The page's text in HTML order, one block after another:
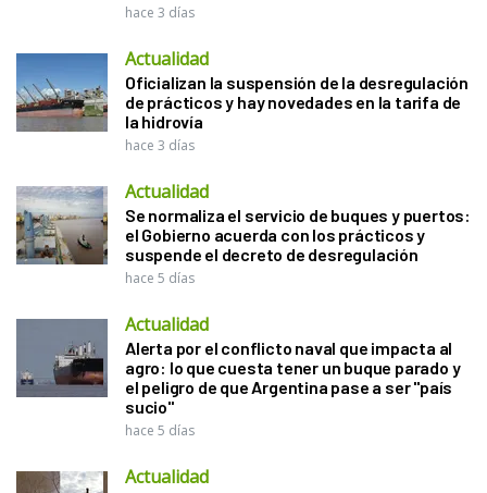
hace 3 días
Actualidad
Oficializan la suspensión de la desregulación
de prácticos y hay novedades en la tarifa de
la hidrovía
hace 3 días
Actualidad
Se normaliza el servicio de buques y puertos:
el Gobierno acuerda con los prácticos y
suspende el decreto de desregulación
hace 5 días
Actualidad
Alerta por el conflicto naval que impacta al
agro: lo que cuesta tener un buque parado y
el peligro de que Argentina pase a ser "país
sucio"
hace 5 días
Actualidad